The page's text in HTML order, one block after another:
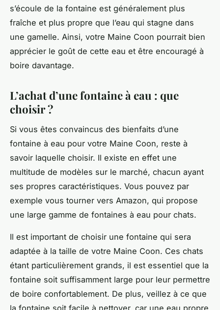
s’écoule de la fontaine est généralement plus
fraîche et plus propre que l’eau qui stagne dans
une gamelle. Ainsi, votre Maine Coon pourrait bien
apprécier le goût de cette eau et être encouragé à
boire davantage.
L’achat d’une fontaine à eau : que
choisir ?
Si vous êtes convaincus des bienfaits d’une
fontaine à eau pour votre Maine Coon, reste à
savoir laquelle choisir. Il existe en effet une
multitude de modèles sur le marché, chacun ayant
ses propres caractéristiques. Vous pouvez par
exemple vous tourner vers Amazon, qui propose
une large gamme de fontaines à eau pour chats.
Il est important de choisir une fontaine qui sera
adaptée à la taille de votre Maine Coon. Ces chats
étant particulièrement grands, il est essentiel que la
fontaine soit suffisamment large pour leur permettre
de boire confortablement. De plus, veillez à ce que